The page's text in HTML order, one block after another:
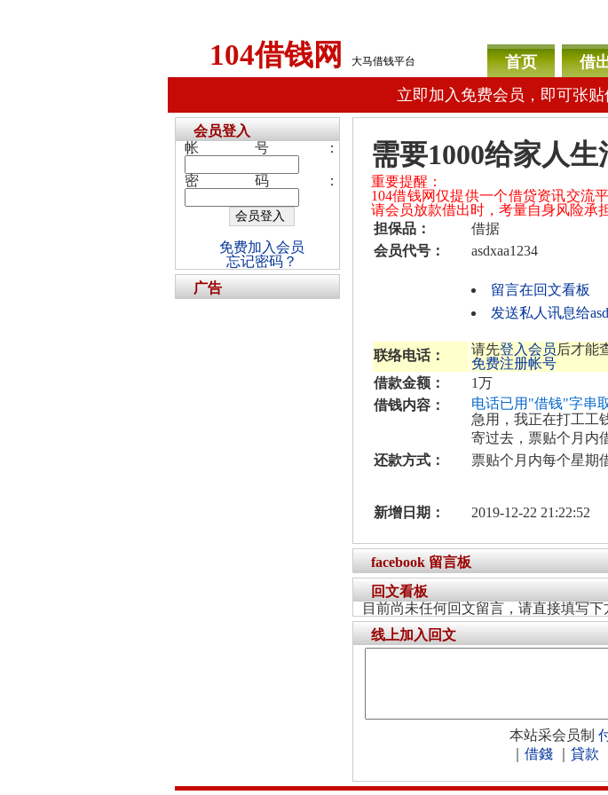
104借钱网 大马借钱平台 首页 借
立即加入免费会员，即可张
需要1000给家人生
重要提醒：
104借钱网仅提供一个借贷资讯交流
请会员放款借出时，考量自身风险承
担保品：
借据
会员代号：
asdxaa1234
留言在回文看板
发送私人讯息给
联络电话： 请先登入会员后才能
免费注册帐号
借款金额：
1万
借钱内容：
电话已用"借钱"字串
急用，我正在打工工
寄过去，票贴个月内
还款方式：
票贴个月内每个星期
新增日期： 2019-12-22 21:22:52
facebook 留言板
回文看板
目前尚未任何回文留言，请直接填写
线上加入回文
本站采会员制
借錢 貸款
会员登入
帐号：
密码：
免费加入会员
忘记密码？
广告